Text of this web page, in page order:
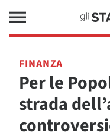
FINANZA
Per le
strada